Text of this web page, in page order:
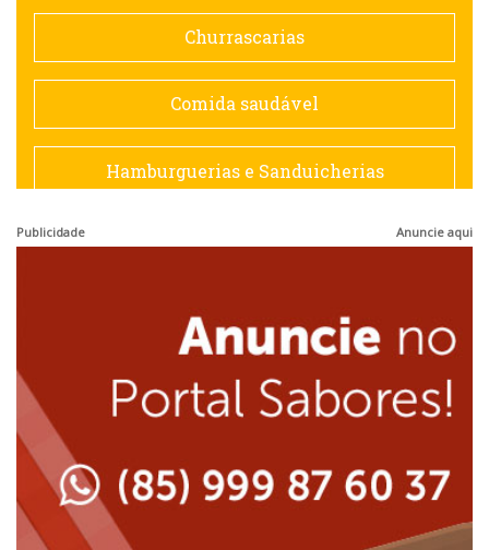
Doceria
Espanhola
Francesa
Japonesa e Oriental
Lanchonetes
Massas
Churrascarias
Comida saudável
Hamburguerias e Sanduicherias
Peixes e Frutos do Mar
Publicidade Anuncie aqui